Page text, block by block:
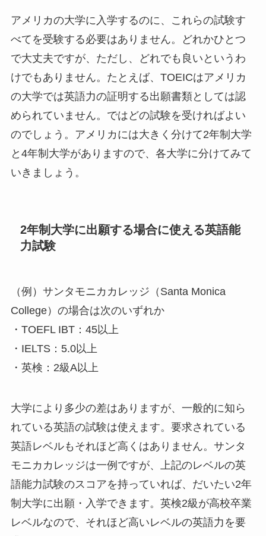
アメリカの大学に入学するのに、これらの試験す
べてを受験する必要はありません。どれかひとつ
で大丈夫ですが、ただし、どれでも良いというわ
けでもありません。たとえば、TOEICはアメリカ
の大学では英語力の証明する出願書類としては認
められていません。ではどの試験を受ければよい
のでしょう。アメリカには大きく分けて2年制大学
と4年制大学がありますので、各大学に分けてみて
いきましょう。
2年制大学に出願する場合に使える英語能
力試験
（例）サンタモニカカレッジ（Santa Monica
College）の場合は次のいずれか
・TOEFL IBT：45以上
・IELTS：5.0以上
・英検：2級A以上
大学により多少の差はありますが、一般的に知ら
れている英語の試験は使えます。要求されている
英語レベルもそれほど高くはありません。サンタ
モニカカレッジは一例ですが、上記のレベルの英
語能力試験のスコアを持っていれば、だいたい2年
制大学に出願・入学できます。英検2級が高校卒業
レベルなので、それほど高いレベルの英語力を要